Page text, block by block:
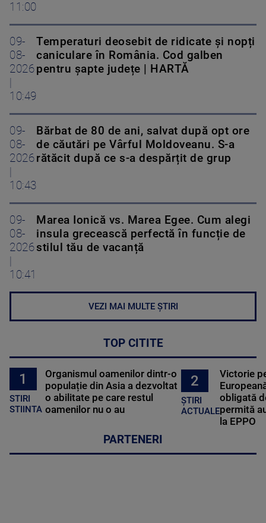
11:00
09-
08-
2026
10:49
Temperaturi deosebit de ridicate și nopți
caniculare în România. Cod galben
pentru șapte județe | HARTĂ
09-
08-
2026
10:43
Bărbat de 80 de ani, salvat după opt ore
de căutări pe Vârful Moldoveanu. S-a
rătăcit după ce s-a despărțit de grup
09-
08-
2026
10:41
Marea Ionică vs. Marea Egee. Cum alegi
insula grecească perfectă în funcție de
stilul tău de vacanță
VEZI MAI MULTE ȘTIRI
TOP CITITE
1
STIRI
STIINTA
Organismul oamenilor dintr-o
populație din Asia a dezvoltat
o abilitate pe care restul
oamenilor nu o au
2
ȘTIRI
ACTUALE
Victorie
obligată
permită
la EPPO
PARTENERI